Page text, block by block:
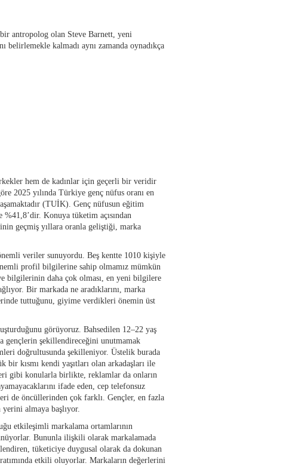
antropolog olan Steve Barnett, yeni
kalmadı aynı zamanda oynadıkça
hem de kadınlar için geçerli bir veridir
2025 yılında Türkiye genç nüfus oranı en
(TUİK). Genç nüfusun eğitim
Konuya tüketim açısından
geçmiş yıllara oranla geliştiği, marka
veriler sunuyordu. Beş kentte 1010 kişiyle
profil bilgilerine sahip olmamız mümkün
bilgilerinin daha çok olması, en yeni bilgilere
Bir markada ne aradıklarını, marka
tuttuğunu, giyime verdikleri önemin üst
görüyoruz. Bahsedilen 12–22 yaş
gençlerin şekillendireceğini unutmamak
doğrultusunda şekilleniyor. Üstelik burada
kısmı kendi yaşıtları olan arkadaşları ile
gibi konularla birlikte, reklamlar da onların
ifade eden, cep telefonsuz
de öncüllerinden çok farklı. Gençler, en fazla
almaya başlıyor.
etkileşimli markalama ortamlarının
Bununla ilişkili olarak markalamada
tüketiciye duygusal olarak da dokunan
etkili oluyorlar. Markaların değerlerini